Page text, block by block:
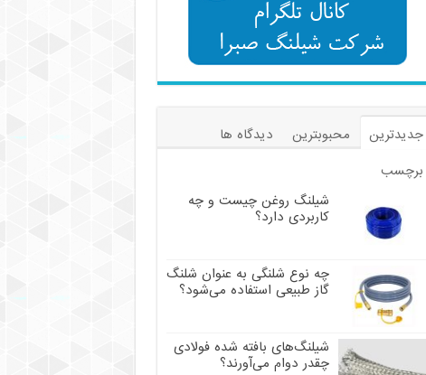
جدیدترین محبوبترین
دیدگاه ها
برچسب
شیلنگ روغن چیست و چه
کاربردی دارد؟
چه نوع شلنگی به عنوان شلنگ
گاز طبیعی استفاده می‌شود؟
شیلنگ‌های بافته شده فولادی
چقدر دوام می‌آورند؟